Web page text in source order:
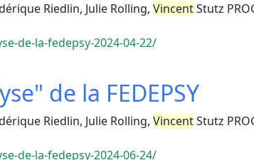
Riedlin, Julie Rolling, VincentStutz
de-la-fedepsy-2024-04-22/
de la FEDEPSY
Riedlin, Julie Rolling, VincentStutz
de-la-fedepsy-2024-06-24/